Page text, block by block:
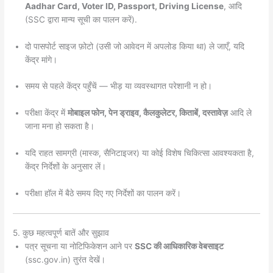
Aadhar Card, Voter ID, Passport, Driving License, आदि
(SSC द्वारा मान्य सूची का पालन करें).
दो पासपोर्ट साइज फ़ोटो (उसी जो आवेदन में अपलोड किया था) ले जाएँ, यदि
केंद्र मांगे।
समय से पहले केंद्र पहुँचें — भीड़ या व्यवस्थागत परेशानी न हो।
परीक्षा केंद्र मेंमोबाइल फोन, पेन ड्राइव, कैलकुलेटर, किताबें, दस्तावेज़आदि ले
जाना मना हो सकता है।
यदि राहत सामग्री (मास्क, सैनिटाइजर) या कोई विशेष चिकित्सा आवश्यकता है,
केंद्र निर्देशों के अनुसार लें।
परीक्षा हॉल में बैठे समय दिए गए निर्देशों का पालन करें।
5. कुछ महत्वपूर्ण बातें और सुझाव
पत्र सूचना या नोटिफिकेशन आने परSSC की आधिकारिक वेबसाइट
(ssc.gov.in) तुरंत देखें।